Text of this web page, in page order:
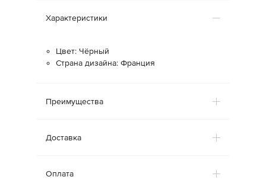
Характеристики
Цвет: Чёрный
Страна дизайна: Франция
Преимущества
Доставка
Оплата